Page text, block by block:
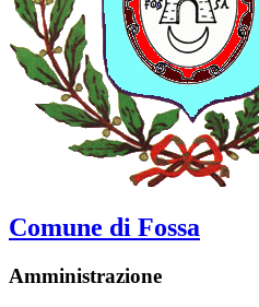
Comune di Fossa
Amministrazione